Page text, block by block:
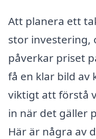
Att planera ett
stor investering,
påverkar priset
få en klar bild av
viktigt att förstå
in när det gäller
Här är några av